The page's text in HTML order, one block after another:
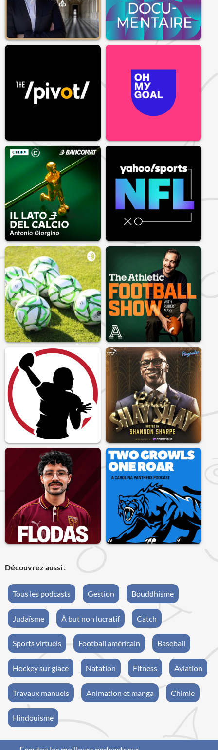
Découvrez aussi :
Tous les podcasts Gestion Bouddhisme
Judaïsme À but non lucratif Catch
Sports virtuels Football américain Baseball
Hockey sur glace Natation Fitness Aviation
Travaux manuels Animation et manga Chimie
Hindouisme